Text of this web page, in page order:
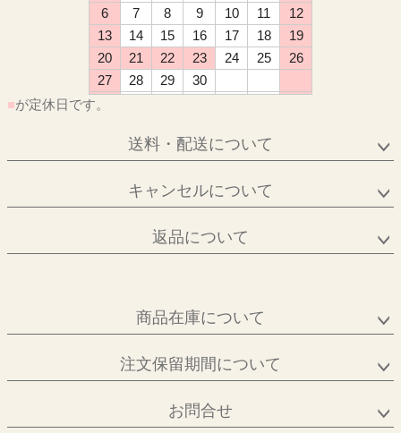
6
7 8 9 10 11
12
13
14 15 16 17 18
19
20
21 22 23 24 25
26
27
28 29
30
■が定休日です。
送料・配送について
キャンセルについて
返品について
商品在庫について
注文保留期間について
お問合せ